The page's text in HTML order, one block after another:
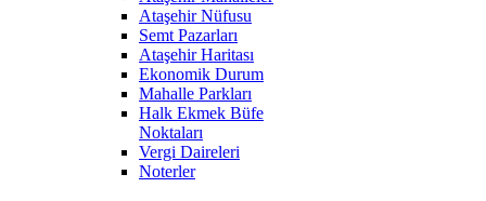
Ataşehir Nüfusu
Semt Pazarları
Ataşehir Haritası
Ekonomik Durum
Mahalle Parkları
Halk Ekmek Büfe
Noktaları
Vergi Daireleri
Noterler